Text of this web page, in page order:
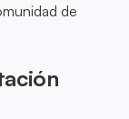
de